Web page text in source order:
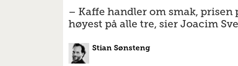
– Kaffe handler om smak,
høyest på alle tre, sier Joacim
Stian Sønsteng